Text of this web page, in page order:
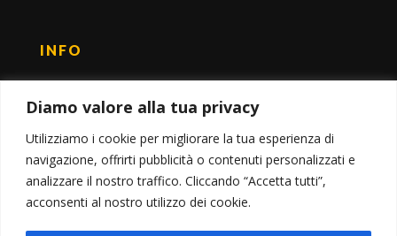
Diamo valore alla tua privacy
Utilizziamo i cookie per migliorare la tua esperienza di
navigazione, offrirti pubblicità o contenuti personalizzati e
analizzare il nostro traffico. Cliccando “Accetta tutti”,
acconsenti al nostro utilizzo dei cookie.
INFO
Newsletter
CONDIZIONI e ASSICURAZIONE
FOLLOW